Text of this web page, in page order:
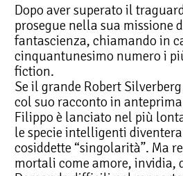
Dopo aver superato il
prosegue nella sua missione
fantascienza, chiamando in
cinquantunesimo numero i
fiction.
Se il grande Robert
col suo racconto in
Filippo è lanciato nel più
le specie intelligenti
cosiddette “singolarità”. Ma
mortali come amore, invidia,